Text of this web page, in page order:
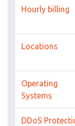
Hourly billing
Locations
Operating
Systems
DDoS